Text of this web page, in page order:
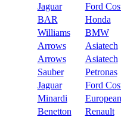
Jaguar
Ford
BAR
Honda
Williams
BMW
Arrows
Asiatech
Arrows
Asiatech
Sauber
Petronas
Jaguar
Ford
Minardi
European
Benetton
Renault